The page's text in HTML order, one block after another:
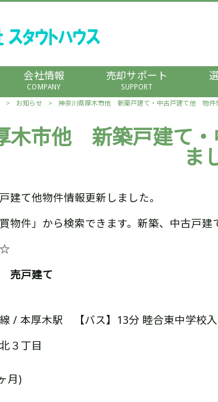
会社情報
COMPANY
売却サポート
SUPPORT
> お知らせ > 神奈川県厚木市他 新築戸建て・中古戸建て他 物件
木市他 新築戸建て
ま
建て他物件情報更新しました。
物件」から検索できます。新築、中古戸建
☆
売戸建て
/ 本厚木駅 【バス】13分 睦合東中学校
３丁目
月)